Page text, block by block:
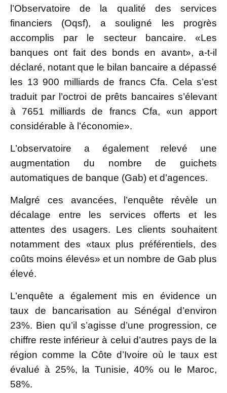
l’Observatoire de la qualité des services
financiers (Oqsf), a souligné les progrès
accomplis par le secteur bancaire. «Les
banques ont fait des bonds en avant», a-t-il
déclaré, notant que le bilan bancaire a dépassé
les 13 900 milliards de francs Cfa. Cela s’est
traduit par l’octroi de prêts bancaires s’élevant
à 7651 milliards de francs Cfa, «un apport
considérable à l’économie».
L’observatoire a également relevé une
augmentation du nombre de guichets
automatiques de banque (Gab) et d’agences.
Malgré ces avancées, l’enquête révèle un
décalage entre les services offerts et les
attentes des usagers. Les clients souhaitent
notamment des «taux plus préférentiels, des
coûts moins élevés» et un nombre de Gab plus
élevé.
L’enquête a également mis en évidence un
taux de bancarisation au Sénégal d’environ
23%. Bien qu’il s’agisse d’une progression, ce
chiffre reste inférieur à celui d’autres pays de la
région comme la Côte d’Ivoire où le taux est
évalué à 25%, la Tunisie, 40% ou le Maroc,
58%.